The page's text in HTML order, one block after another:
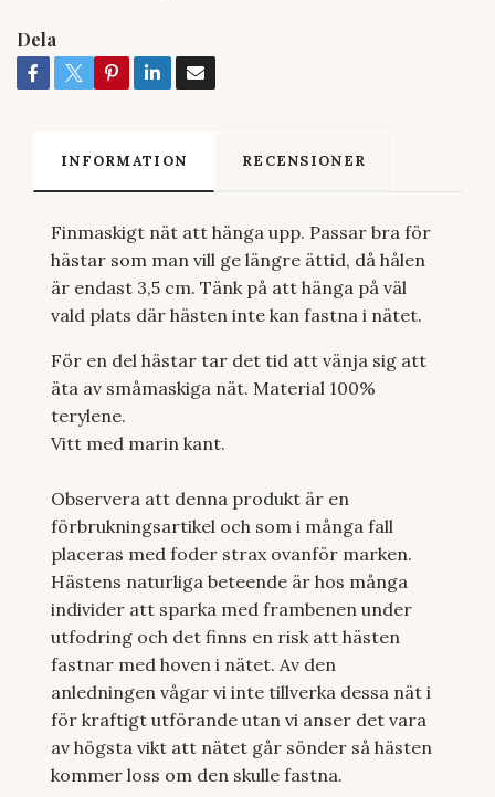
Dela
INFORMATION RECENSIONER
Finmaskigt nät att hänga upp. Passar bra för
hästar som man vill ge längre ättid, då hålen
är endast 3,5 cm. Tänk på att hänga på väl
vald plats där hästen inte kan fastna i nätet.
För en del hästar tar det tid att vänja sig att
äta av småmaskiga nät. Material 100%
terylene.
Vitt med marin kant.
Observera att denna produkt är en
förbrukningsartikel och som i många fall
placeras med foder strax ovanför marken.
Hästens naturliga beteende är hos många
individer att sparka med frambenen under
utfodring och det finns en risk att hästen
fastnar med hoven i nätet. Av den
anledningen vågar vi inte tillverka dessa nät i
för kraftigt utförande utan vi anser det vara
av högsta vikt att nätet går sönder så hästen
kommer loss om den skulle fastna.